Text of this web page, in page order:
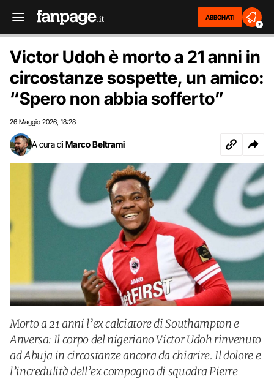
ABBONATI
2
Victor Udoh è morto a 21 anni in
circostanze sospette, un amico:
“Spero non abbia sofferto”
26 Maggio 2026 18:28
A cura di Marco Beltrami
Morto a 21 anni l’ex calciatore di Southampton e
Anversa: Il corpo del nigeriano Victor Udoh rinvenuto
ad Abuja in circostanze ancora da chiarire. Il dolore e
l’incredulità dell’ex compagno di squadra Pierre